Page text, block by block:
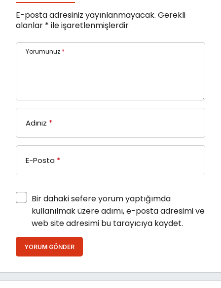
E-posta adresiniz yayınlanmayacak. Gerekli
alanlar * ile işaretlenmişlerdir
Yorumunuz *
Adınız *
E-Posta *
Bir dahaki sefere yorum yaptığımda
kullanılmak üzere adımı, e-posta adresimi ve
web site adresimi bu tarayıcıya kaydet.
YORUM GÖNDER